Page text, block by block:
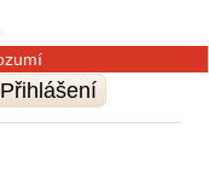
Přihlášení